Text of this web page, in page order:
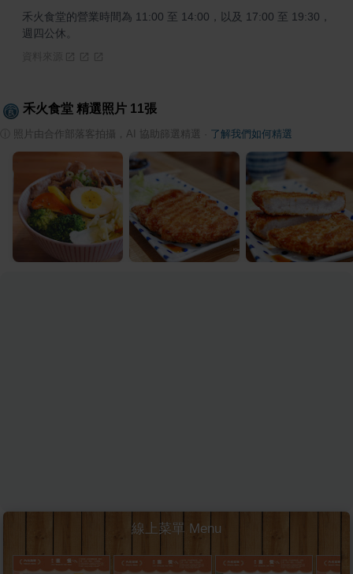
禾火食堂的營業時間為 11:00 至 14:00，以及 17:00 至 19:30，
週四公休。
禾火食堂 精選照片 11張
照片由合作部落客拍攝，AI 協助篩選精選 了解我們如何精選
線上菜單 Menu